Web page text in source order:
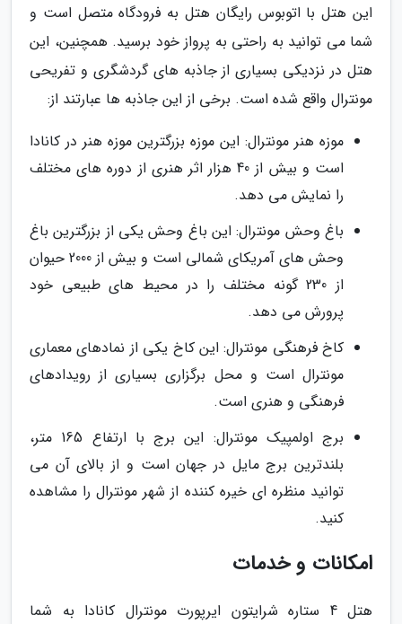
این هتل با اتوبوس رایگان هتل به فرودگاه متصل است و
شما می توانید به راحتی به پرواز خود برسید. همچنین، این
هتل در نزدیکی بسیاری از جاذبه های گردشگری و تفریحی
مونترال واقع شده است. برخی از این جاذبه ها عبارتند از:
موزه هنر مونترال: این موزه بزرگترین موزه هنر در کانادا
است و بیش از 40 هزار اثر هنری از دوره های مختلف
را نمایش می دهد.
باغ وحش مونترال: این باغ وحش یکی از بزرگترین باغ
وحش های آمریکای شمالی است و بیش از 2000 حیوان
از 230 گونه مختلف را در محیط های طبیعی خود
پرورش می دهد.
کاخ فرهنگی مونترال: این کاخ یکی از نمادهای معماری
مونترال است و محل برگزاری بسیاری از رویدادهای
فرهنگی و هنری است.
برج اولمپیک مونترال: این برج با ارتفاع 165 متر،
بلندترین برج مایل در جهان است و از بالای آن می
توانید منظره ای خیره کننده از شهر مونترال را مشاهده
کنید.
امکانات و خدمات
هتل 4 ستاره شرایتون ایرپورت مونترال کانادا به شما